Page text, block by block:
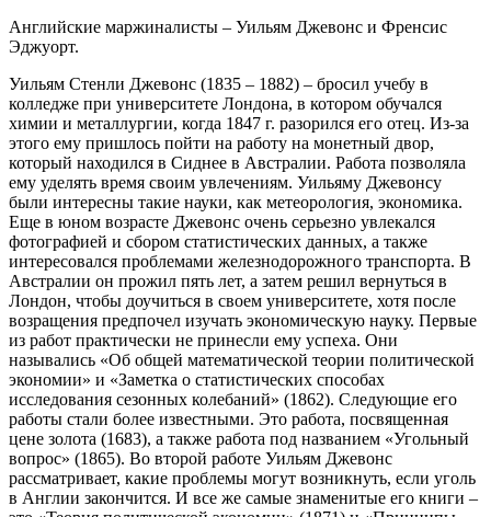
Английские маржиналисты – Уильям Джевонс и Френсис
Эджуорт.
Уильям Стенли Джевонс (1835 – 1882) – бросил учебу в
колледже при университете Лондона, в котором обучался
химии и металлургии, когда 1847 г. разорился его отец. Из-за
этого ему пришлось пойти на работу на монетный двор,
который находился в Сиднее в Австралии. Работа позволяла
ему уделять время своим увлечениям. Уильяму Джевонсу
были интересны такие науки, как метеорология, экономика.
Еще в юном возрасте Джевонс очень серьезно увлекался
фотографией и сбором статистических данных, а также
интересовался проблемами железнодорожного транспорта. В
Австралии он прожил пять лет, а затем решил вернуться в
Лондон, чтобы доучиться в своем университете, хотя после
возращения предпочел изучать экономическую науку. Первые
из работ практически не принесли ему успеха. Они
назывались «Об общей математической теории политической
экономии» и «Заметка о статистических способах
исследования сезонных колебаний» (1862). Следующие его
работы стали более известными. Это работа, посвященная
цене золота (1683), а также работа под названием «Угольный
вопрос» (1865). Во второй работе Уильям Джевонс
рассматривает, какие проблемы могут возникнуть, если уголь
в Англии закончится. И все же самые знаменитые его книги –